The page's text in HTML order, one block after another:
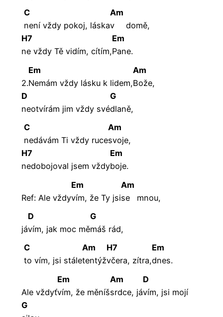
C
není vždy pokoj, láska
Am
v
domě,
H7
ne vždy Tě vidím, cítím,
Em
Pane.
2.
Em
Nemám vždy lásku k lidem,
Am
Bože,
D
neotvírám jim vždy své
G
dlaně,
C
nedávám Ti vždy ruce
Am
svoje,
H7
nedobojoval jsem vždy
Em
boje.
Ref: Ale vždy
Em
vím, že Ty jsi
Am
se
mnou,
já
D
vím, jak moc mě
G
máš rád,
C
to vím, jsi stále
Am
tentýž
H7
včera, zítra,
Em
dnes.
Ale vždyť
Em
vím, že měníš
Am
srdce, já
D
vím, jsi mojí
G